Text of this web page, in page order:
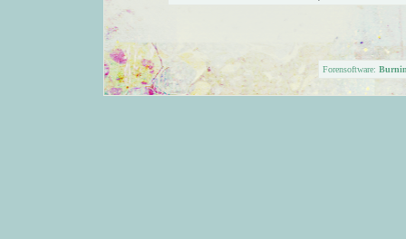
Forensoftware: